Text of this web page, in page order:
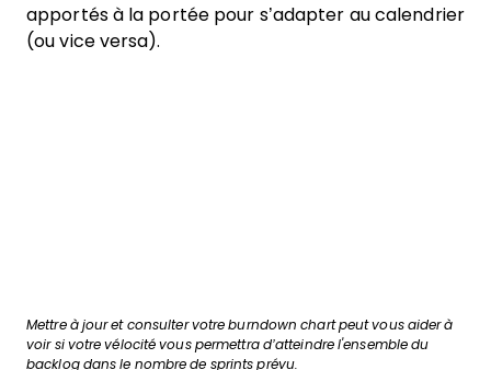
apportés à la portée pour s’adapter au calendrier
(ou vice versa).
Mettre à jour et consulter votre burndown chart peut vous aider à
voir si votre vélocité vous permettra d’atteindre l'ensemble du
backlog dans le nombre de sprints prévu.